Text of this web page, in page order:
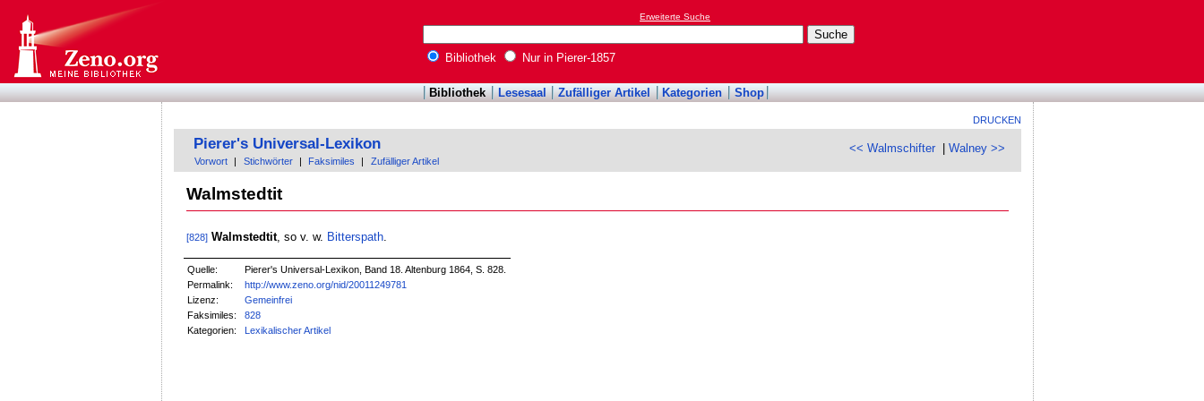
Erweiterte Suche
Bibliothek Nur in Pierer-1857
Bibliothek Lesesaal Zufälliger Artikel Kategorien Shop
DRUCKEN
<< Walmschifter |Walney >>
Pierer's Universal-Lexikon
Vorwort Stichwörter Faksimiles Zufälliger Artikel
Walmstedtit
[828] Walmstedtit, so v. w. Bitterspath.
Quelle:
Pierer's Universal-Lexikon, Band 18. Altenburg 1864, S. 828.
Permalink:
http://www.zeno.org/nid/20011249781
Lizenz:
Gemeinfrei
Faksimiles:
828
Kategorien:
Lexikalischer Artikel